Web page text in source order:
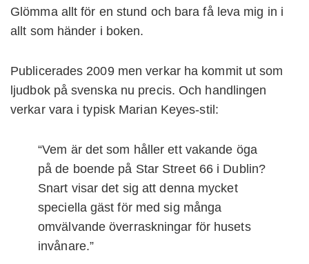
Glömma allt för en stund och bara få leva mig in i
allt som händer i boken.
Publicerades 2009 men verkar ha kommit ut som
ljudbok på svenska nu precis. Och handlingen
verkar vara i typisk Marian Keyes-stil:
“Vem är det som håller ett vakande öga
på de boende på Star Street 66 i Dublin?
Snart visar det sig att denna mycket
speciella gäst för med sig många
omvälvande överraskningar för husets
invånare.”